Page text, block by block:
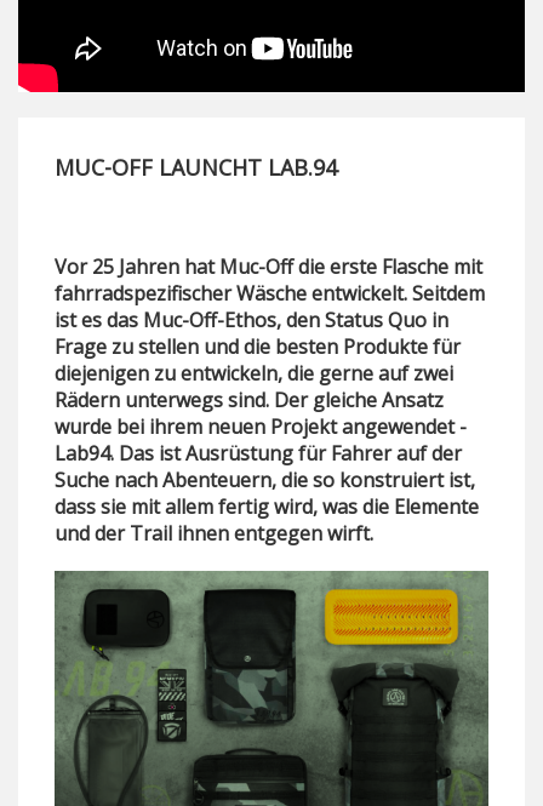
MUC-OFF LAUNCHT LAB.94
Vor 25 Jahren hat Muc-Off die erste Flasche mit
fahrradspezifischer Wäsche entwickelt. Seitdem
ist es das Muc-Off-Ethos, den Status Quo in
Frage zu stellen und die besten Produkte für
diejenigen zu entwickeln, die gerne auf zwei
Rädern unterwegs sind. Der gleiche Ansatz
wurde bei ihrem neuen Projekt angewendet -
Lab94. Das ist Ausrüstung für Fahrer auf der
Suche nach Abenteuern, die so konstruiert ist,
dass sie mit allem fertig wird, was die Elemente
und der Trail ihnen entgegen wirft.